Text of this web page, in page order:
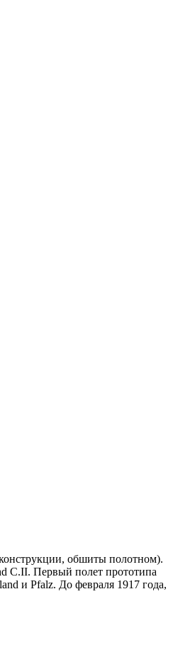
обшиты полотном).
С.II. Первый полет прототипа
и Pfalz. До февраля 1917 года,